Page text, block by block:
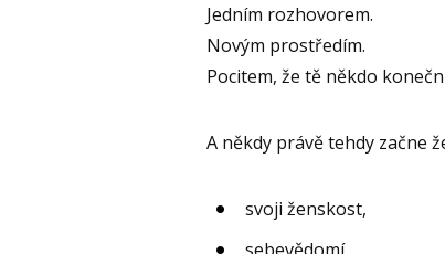
Jedním rozhovorem.
Novým prostředím.
Pocitem, že tě někdo
A někdy právě tehdy začne
svoji ženskost,